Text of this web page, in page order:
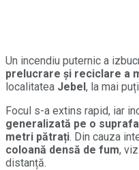
Un incendiu puternic a
prelucrare și reciclare a
localitatea Jebel, la mai
Focul s-a extins rapid, iar
generalizată pe o
metri pătrați. Din cauza
coloană densă de fum,
distanță.